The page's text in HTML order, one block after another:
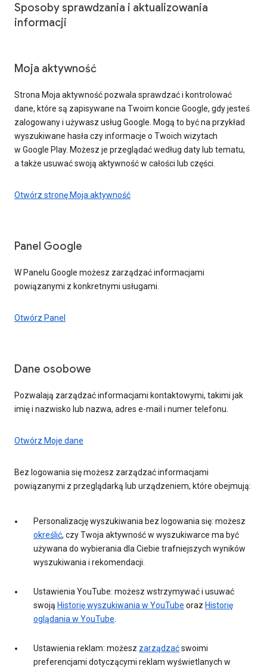
Sposoby sprawdzania i aktualizowania
informacji
Moja aktywność
Strona Moja aktywność pozwala sprawdzać i kontrolować
dane, które są zapisywane na Twoim koncie Google, gdy jesteś
zalogowany i używasz usług Google. Mogą to być na przykład
wyszukiwane hasła czy informacje o Twoich wizytach
w Google Play. Możesz je przeglądać według daty lub tematu,
a także usuwać swoją aktywność w całości lub części.
Otwórz stronę Moja aktywność
Panel Google
W Panelu Google możesz zarządzać informacjami
powiązanymi z konkretnymi usługami.
Otwórz Panel
Dane osobowe
Pozwalają zarządzać informacjami kontaktowymi, takimi jak
imię i nazwisko lub nazwa, adres e-mail i numer telefonu.
Otwórz Moje dane
Bez logowania się możesz zarządzać informacjami
powiązanymi z przeglądarką lub urządzeniem, które obejmują:
Personalizację wyszukiwania bez logowania się: możesz
określić, czy Twoja aktywność w wyszukiwarce ma być
używana do wybierania dla Ciebie trafniejszych wyników
wyszukiwania i rekomendacji.
Ustawienia YouTube: możesz wstrzymywać i usuwać
swoją Historię wyszukiwania w YouTube oraz Historię
oglądania w YouTube
Ustawienia reklam: możesz zarządzaćswoimi
preferencjami dotyczącymi reklam wyświetlanych w